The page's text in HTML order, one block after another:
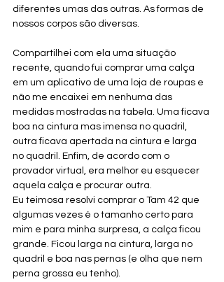
diferentes umas das outras. As formas de
nossos corpos são diversas.
Compartilhei com ela uma situação
recente, quando fui comprar uma calça
em um aplicativo de uma loja de roupas e
não me encaixei em nenhuma das
medidas mostradas na tabela. Uma ficava
boa na cintura mas imensa no quadril,
outra ficava apertada na cintura e larga
no quadril. Enfim, de acordo com o
provador virtual, era melhor eu esquecer
aquela calça e procurar outra.
Eu teimosa resolvi comprar o Tam 42 que
algumas vezes é o tamanho certo para
mim e para minha surpresa, a calça ficou
grande. Ficou larga na cintura, larga no
quadril e boa nas pernas (e olha que nem
perna grossa eu tenho).